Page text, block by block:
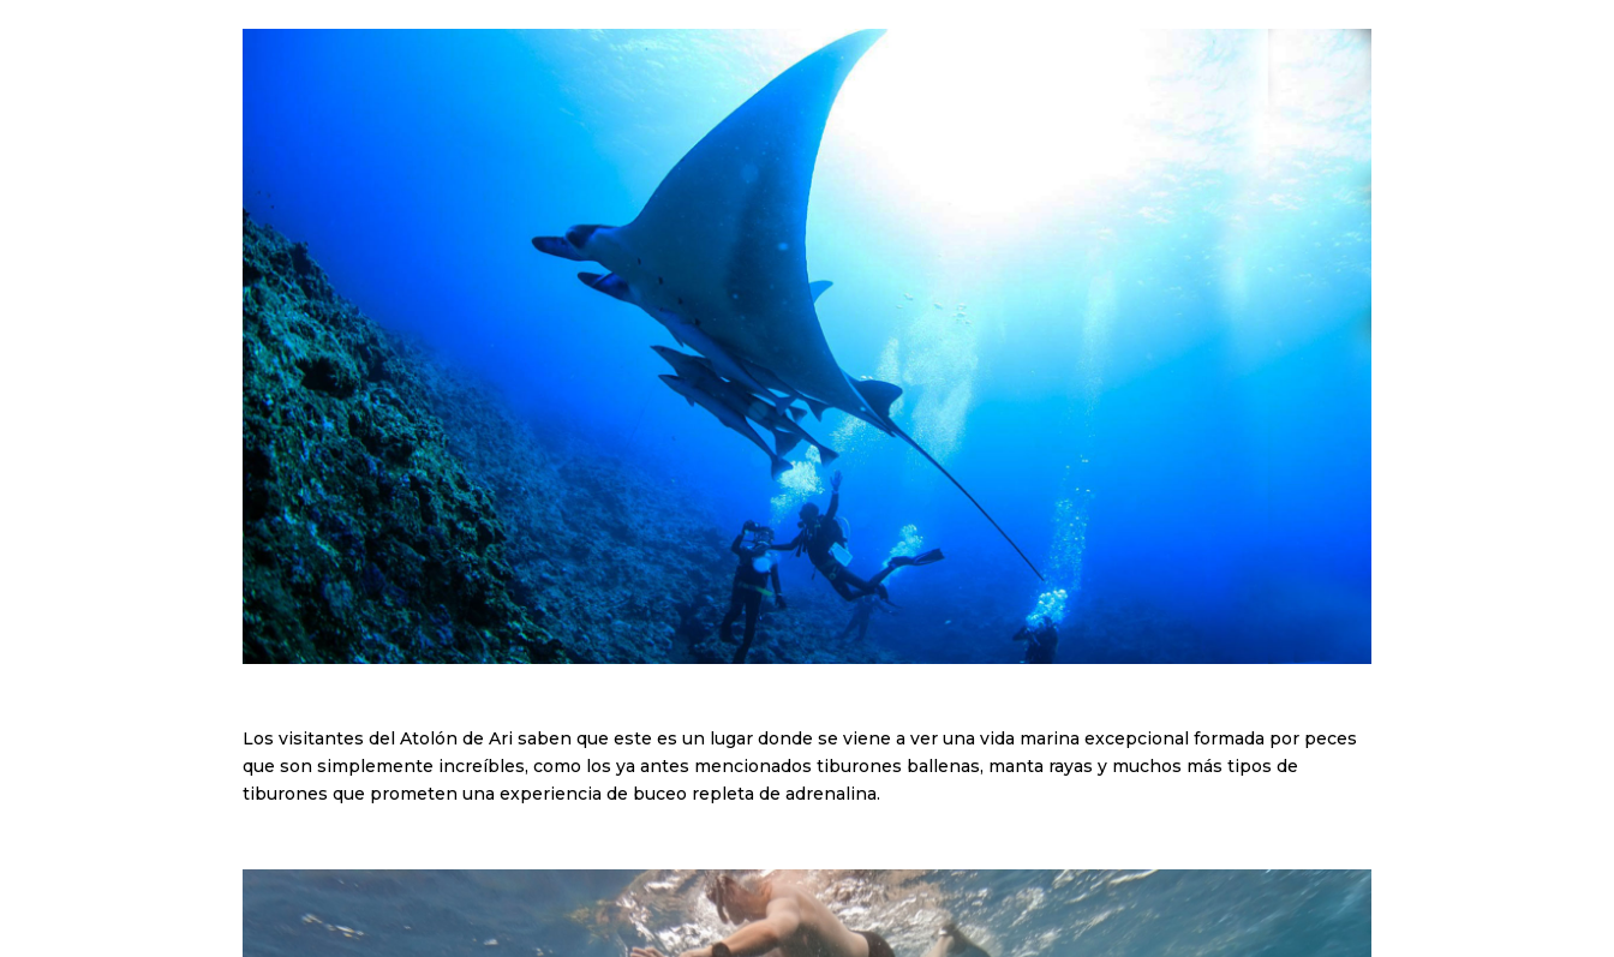
Los visitantes del Atolón de Ari saben que este es un lugar donde se viene a ver una vida marina excepcional formada por peces
que son simplemente increíbles, como los ya antes mencionados tiburones ballenas, manta rayas y muchos más tipos de
tiburones que prometen una experiencia de buceo repleta de adrenalina.